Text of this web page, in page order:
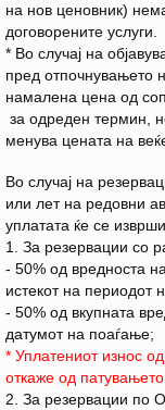
на нов ценовник)
договорените услуги.
* Во случај на
пред отпочнувањето
намалена цена од
за одреден термин,
менува цената на
Во случај на
или лет на редовни
уплатата ќе се
1. За резервации со
- 50% од вредноста
истекот на периодот
- 50% од вкупната
датумот на поаѓање;
* Уплатениот износ
откаже од патувањето
2. За резервации по